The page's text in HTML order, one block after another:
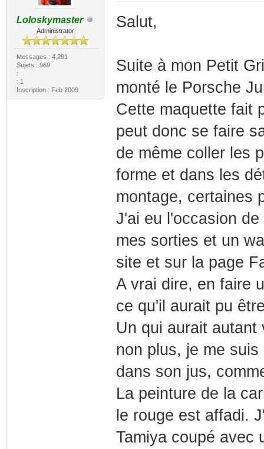
Loloskymaster
Administrator
Messages : 4,291
Sujets : 969
:
: 1
Inscription : Feb 2009
Salut,
Suite à mon Petit
monté le Porsche
Cette maquette fait
peut donc se faire
de même coller les
forme et dans les
montage, certaines
J'ai eu l'occasion
mes sorties et un
site et sur la page
A vrai dire, en faire
ce qu'il aurait pu
Un qui aurait
non plus, je me
dans son jus,
La peinture de la
le rouge est affadi.
Tamiya coupé avec